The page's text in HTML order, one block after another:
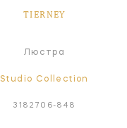
TIERNEY
Люстра
Studio Collection
3182706-848